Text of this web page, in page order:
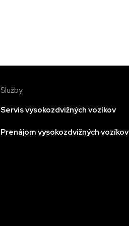
Služby
Servis vysokozdvižných vozíkov
Prenájom vysokozdvižných vozíkov